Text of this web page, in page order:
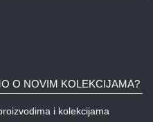
O NOVIM KOLEKCIJAMA?
i kolekcijama